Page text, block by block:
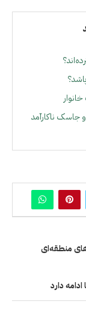
جاسک ناکارآمد
منطقه‌ای
دارد